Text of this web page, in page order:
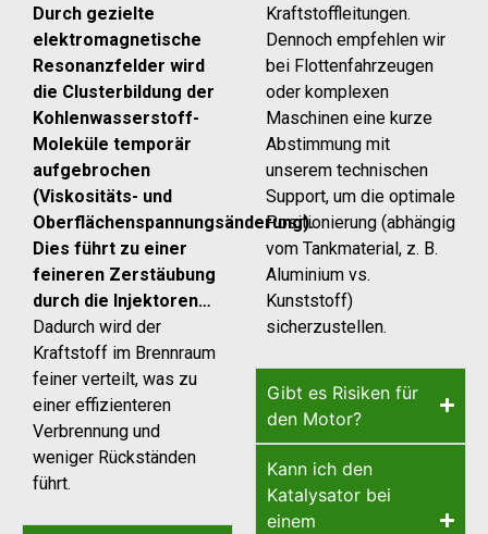
Durch gezielte
elektromagnetische
Resonanzfelder wird
die Clusterbildung der
Kohlenwasserstoff-
Moleküle temporär
aufgebrochen
(Viskositäts- und
Oberflächenspannungsänderung).
Dies führt zu einer
feineren Zerstäubung
durch die Injektoren…
Dadurch wird der
Kraftstoff im Brennraum
feiner verteilt, was zu
einer effizienteren
Verbrennung und
weniger Rückständen
führt.
Kraftstoffleitungen.
Dennoch empfehlen wir
bei Flottenfahrzeugen
oder komplexen
Maschinen eine kurze
Abstimmung mit
unserem technischen
Support, um die optimale
Positionierung (abhängig
vom Tankmaterial, z. B.
Aluminium vs.
Kunststoff)
sicherzustellen.
Gibt es Risiken für
den Motor?
Kann ich den
Katalysator bei
einem